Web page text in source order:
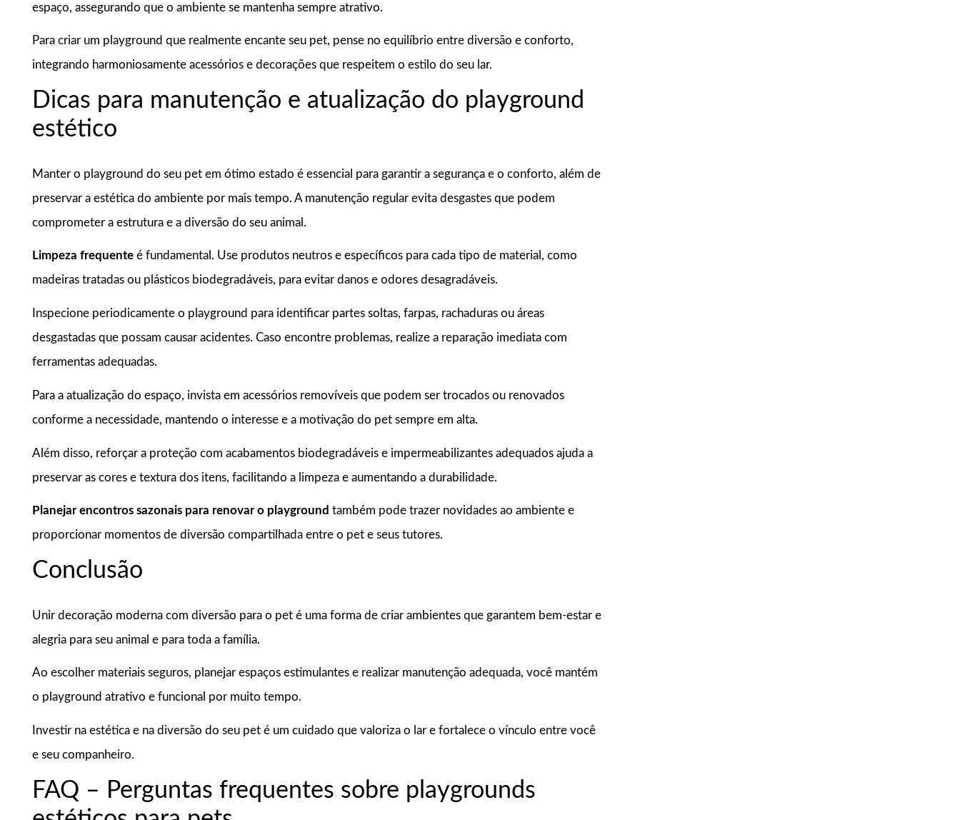
espaço, assegurando que o ambiente se mantenha sempre atrativo.
Para criar um playground que realmente encante seu pet, pense no equilíbrio entre diversão e conforto,
integrando harmoniosamente acessórios e decorações que respeitem o estilo do seu lar.
Dicas para manutenção e atualização do playground
estético
Manter o playground do seu pet em ótimo estado é essencial para garantir a segurança e o conforto, além de
preservar a estética do ambiente por mais tempo. A manutenção regular evita desgastes que podem
comprometer a estrutura e a diversão do seu animal.
Limpeza frequente é fundamental. Use produtos neutros e específicos para cada tipo de material, como
madeiras tratadas ou plásticos biodegradáveis, para evitar danos e odores desagradáveis.
Inspecione periodicamente o playground para identificar partes soltas, farpas, rachaduras ou áreas
desgastadas que possam causar acidentes. Caso encontre problemas, realize a reparação imediata com
ferramentas adequadas.
Para a atualização do espaço, invista em acessórios removíveis que podem ser trocados ou renovados
conforme a necessidade, mantendo o interesse e a motivação do pet sempre em alta.
Além disso, reforçar a proteção com acabamentos biodegradáveis e impermeabilizantes adequados ajuda a
preservar as cores e textura dos itens, facilitando a limpeza e aumentando a durabilidade.
Planejar encontros sazonais para renovar o playground também pode trazer novidades ao ambiente e
proporcionar momentos de diversão compartilhada entre o pet e seus tutores.
Conclusão
Unir decoração moderna com diversão para o pet é uma forma de criar ambientes que garantem bem-estar e
alegria para seu animal e para toda a família.
Ao escolher materiais seguros, planejar espaços estimulantes e realizar manutenção adequada, você mantém
o playground atrativo e funcional por muito tempo.
Investir na estética e na diversão do seu pet é um cuidado que valoriza o lar e fortalece o vínculo entre você
e seu companheiro.
FAQ – Perguntas frequentes sobre playgrounds